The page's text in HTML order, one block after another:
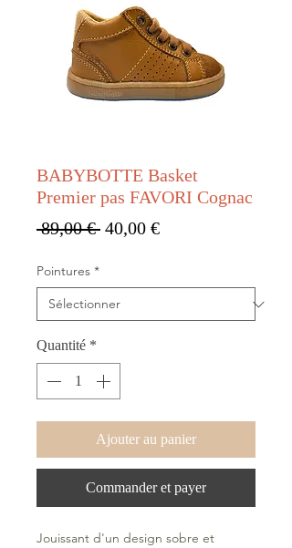
BABYBOTTE Basket
Premier pas FAVORI Cognac
89,00 € Prix original
40,00 €Prix promotionnel
Pointures *
Quantité *
Ajouter au panier
Commander et payer
Jouissant d'un design sobre et